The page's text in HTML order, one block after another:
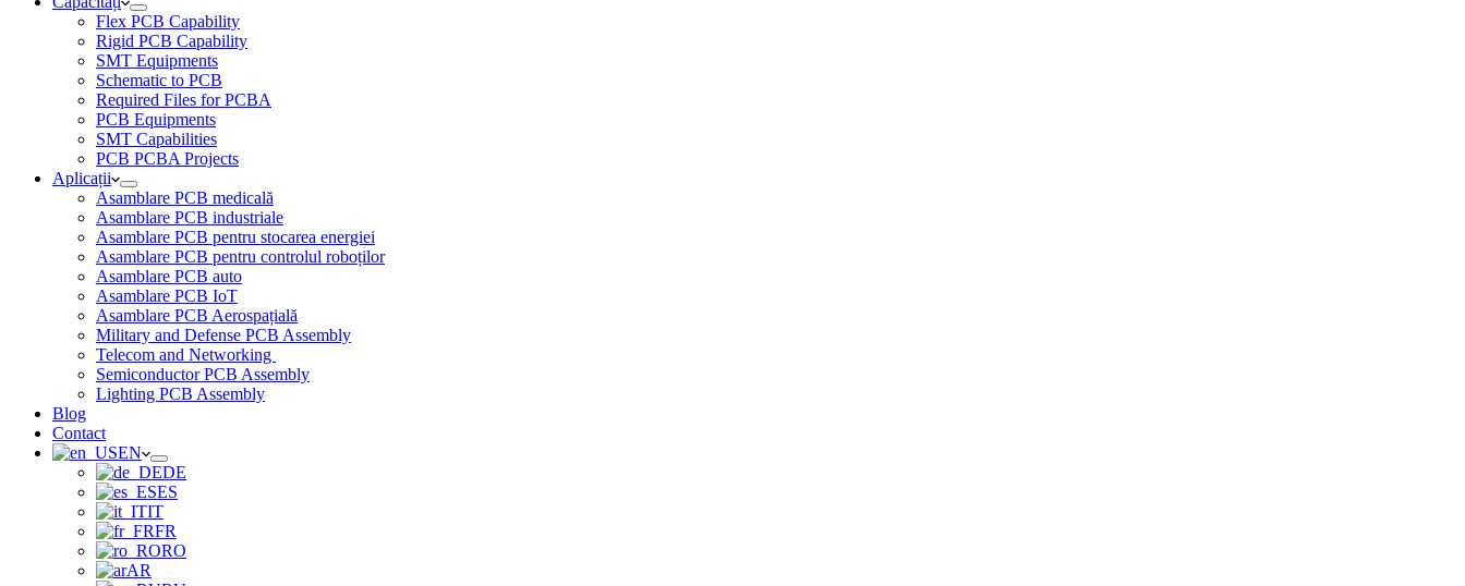
Flex PCB Capability
Rigid PCB Capability
SMT Equipments
Schematic to PCB
Required Files for PCBA
PCB Equipments
SMT Capabilities
PCB PCBA Projects
Aplicații
Asamblare PCB medicală
Asamblare PCB industriale
Asamblare PCB pentru stocarea energiei
Asamblare PCB pentru controlul roboților
Asamblare PCB auto
Asamblare PCB IoT
Asamblare PCB Aerospațială
Military and Defense PCB Assembly
Telecom and Networking
Semiconductor PCB Assembly
Lighting PCB Assembly
Blog
Contact
EN
DE
ES
IT
FR
RO
AR